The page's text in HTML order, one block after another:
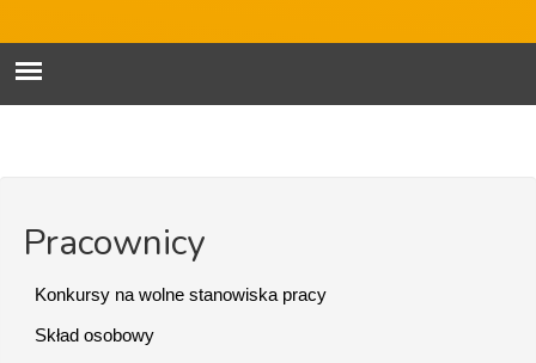
wyszukiwania
Pracownicy
Konkursy na wolne stanowiska pracy
Skład osobowy